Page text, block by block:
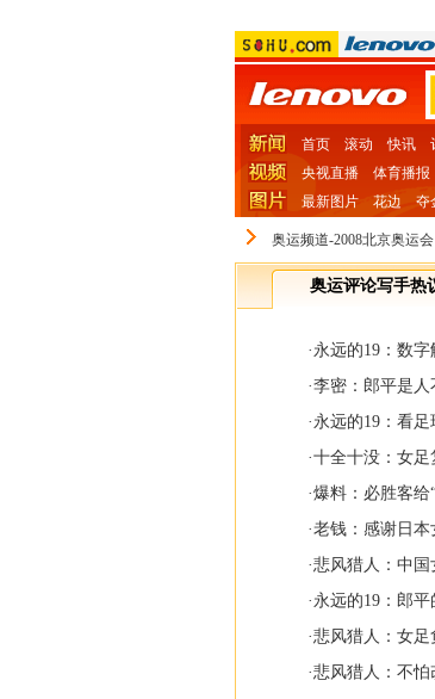
首页 滚动 快讯
央视直播
体育播报
最新图片
花边 夺
奥运频道-2008北京奥运会
奥运评论写手热
· 永远的19：数
·李密：郎平是
· 永远的19：看
·十全十没：女
·爆料：必胜客给
·老钱：感谢日
·悲风猎人：中
· 永远的19：郎
·悲风猎人：女
·悲风猎人：不怕